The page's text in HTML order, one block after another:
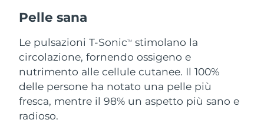
Pelle sana
Le pulsazioni T-SonicTM
stimolano la
circolazione, fornendo ossigeno e
nutrimento alle cellule cutanee. Il 100%
delle persone ha notato una pelle più
fresca, mentre il 98% un aspetto più sano e
radioso.
Slovacchia
Slovenia Consegna stimata
Sudafrica
Corea del Sud Consegna stimata13/08/2026